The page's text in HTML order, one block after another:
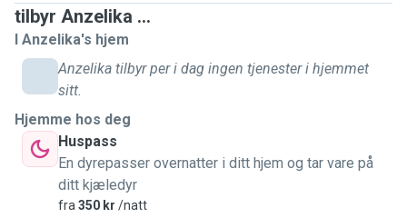
Nylig reiste jeg til utlandet og hadde behov for at noen tok
vare på min kjære mens jeg var vekke. Jeg fant en herlig
jente som hjalp meg med dyrepass i denne perioden. Det
var ikke lett å finne noen i mitt område eller områdene i
nærheten som kunne ta jobben og jeg tenkte derfor at jeg
kunne bli dyrepasser selv. Jeg elsker dyr, liker veldig godt
å gå tur og har passet på mange katter de siste årene. Hvis
du stoler på meg med din skatt lover jeg at han/hun blir
veldig godt tatt vare på <3
tilbyr Anzelika ...
I Anzelika's hjem
Anzelika tilbyr per i dag ingen tjenester i hjemmet
sitt.
Hjemme hos deg
Huspass
En dyrepasser overnatter i ditt hjem og tar vare på
ditt kjæledyr
fra 350 kr /natt